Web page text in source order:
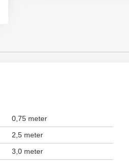
0,75 meter
2,5 meter
3,0 meter